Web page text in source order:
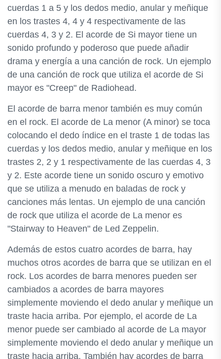
cuerdas 1 a 5 y los dedos medio, anular y meñique
en los trastes 4, 4 y 4 respectivamente de las
cuerdas 4, 3 y 2. El acorde de Si mayor tiene un
sonido profundo y poderoso que puede añadir
drama y energía a una canción de rock. Un ejemplo
de una canción de rock que utiliza el acorde de Si
mayor es "Creep" de Radiohead.
El acorde de barra menor también es muy común
en el rock. El acorde de La menor (A minor) se toca
colocando el dedo índice en el traste 1 de todas las
cuerdas y los dedos medio, anular y meñique en los
trastes 2, 2 y 1 respectivamente de las cuerdas 4, 3
y 2. Este acorde tiene un sonido oscuro y emotivo
que se utiliza a menudo en baladas de rock y
canciones más lentas. Un ejemplo de una canción
de rock que utiliza el acorde de La menor es
"Stairway to Heaven" de Led Zeppelin.
Además de estos cuatro acordes de barra, hay
muchos otros acordes de barra que se utilizan en el
rock. Los acordes de barra menores pueden ser
cambiados a acordes de barra mayores
simplemente moviendo el dedo anular y meñique un
traste hacia arriba. Por ejemplo, el acorde de La
menor puede ser cambiado al acorde de La mayor
simplemente moviendo el dedo anular y meñique un
traste hacia arriba. También hay acordes de barra